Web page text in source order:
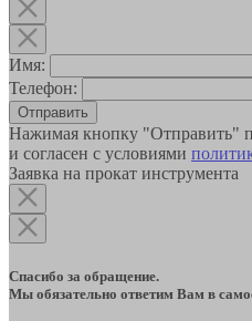
Имя:
Телефон:
Отправить
Нажимая кнопку "Отправить"
и согласен с условиями
Заявка на прокат инструмента
Спасибо за обращение.
Мы обязательно ответим Вам в